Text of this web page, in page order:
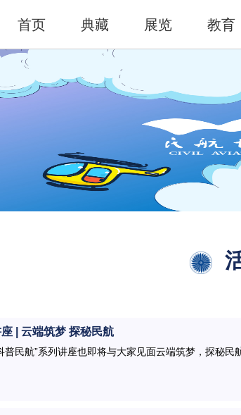
首页 典藏 展览 教育
| 云端筑梦 探秘民航
普民航”系列讲座也即将与大家见面云端筑梦，探秘民